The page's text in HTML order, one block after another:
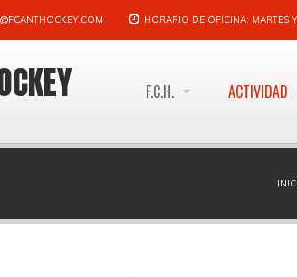
HORARIO DE OFICINA: MARTES
F.C.H. ACTIVIDAD